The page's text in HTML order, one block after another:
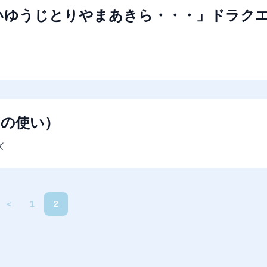
うじとりやまあきら・・・」ドラク
使い）
＜ 1 2